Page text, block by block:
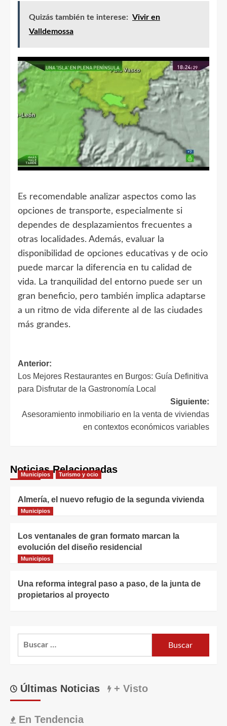
Quizás también te interese: Vivir en
Valldemossa
Es recomendable analizar aspectos como las
opciones de transporte, especialmente si
dependes de desplazamientos frecuentes a
otras localidades. Además, evaluar la
disponibilidad de opciones educativas y de ocio
puede marcar la diferencia en tu calidad de
vida. La tranquilidad del entorno puede ser un
gran beneficio, pero también implica adaptarse
a un ritmo de vida diferente al de las ciudades
más grandes.
Navegación
de
entradas
Anterior:
Los Mejores Restaurantes en Burgos: Guía Definitiva
para Disfrutar de la Gastronomía Local
Siguiente:
Asesoramiento inmobiliario en la venta de viviendas
en contextos económicos variables
Noticias Relacionadas
Municipios Turismo y ocio
Almería, el nuevo refugio de la segunda vivienda
Municipios
Los ventanales de gran formato marcan la
evolución del diseño residencial
Municipios
Una reforma integral paso a paso, de la junta de
propietarios al proyecto
Últimas Noticias + Visto
En Tendencia